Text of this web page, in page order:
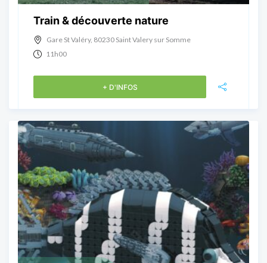
Train & découverte nature
Gare St Valéry, 80230 Saint Valery sur Somme
11h00
+ D'INFOS